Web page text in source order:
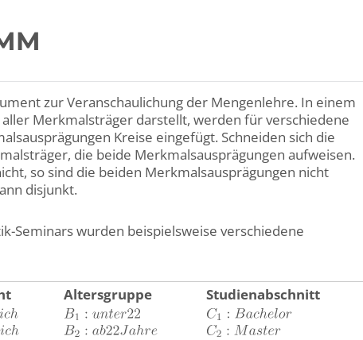
zur Veranschaulichung der Mengenlehre. In einem
Merkmalsträger darstellt, werden für verschiedene
Kreise eingefügt. Schneiden sich die
die beide Merkmalsausprägungen aufweisen.
so sind die beiden Merkmalsausprägungen nicht
disjunkt.
Seminars wurden beispielsweise verschiedene
Altersgruppe Studienabschnitt